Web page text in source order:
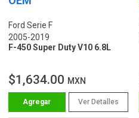
Ford Serie F
2005-2019
F-450 Super Duty V10 6.8L
$1,634.00 MXN
Ver Detalles